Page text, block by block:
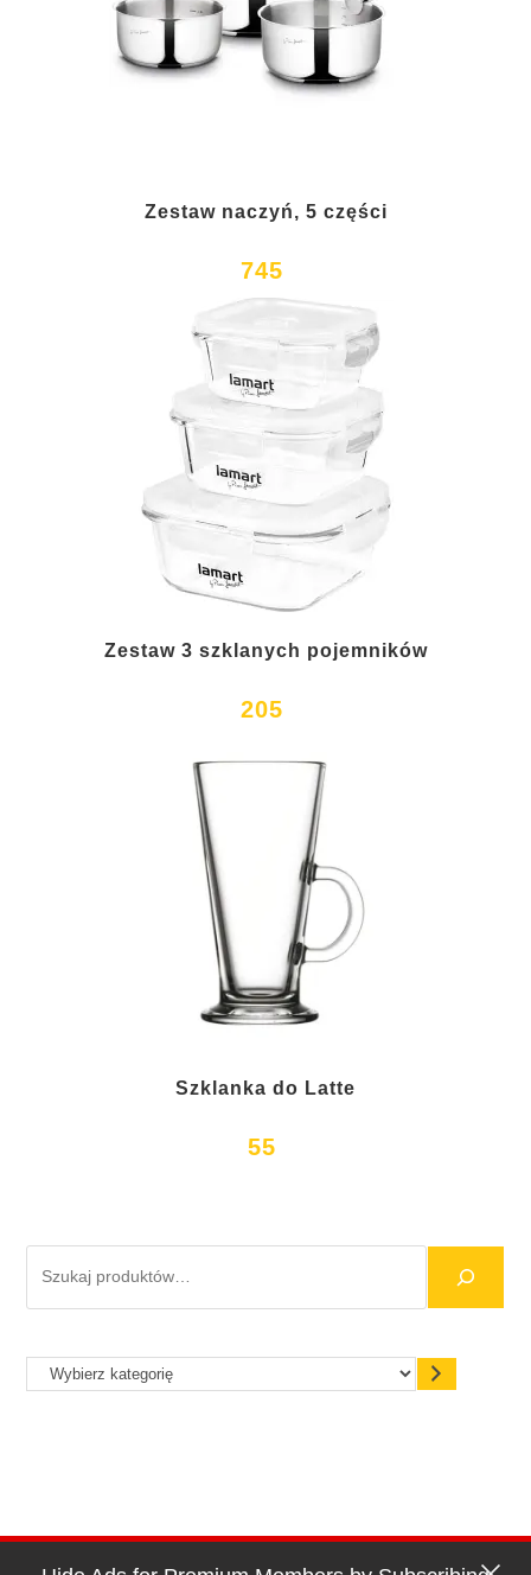
Zestaw naczyń, 5 części
745
Zestaw 3 szklanych pojemników
205
Szklanka do Latte
55